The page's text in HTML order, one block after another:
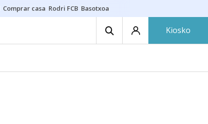
Comprar casa Rodri FCB Basotxoa
Kiosko